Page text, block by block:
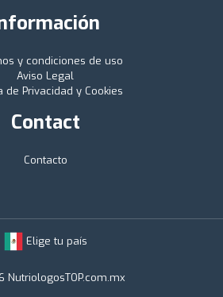
y condiciones de uso
Aviso Legal
de Privacidad y Cookies
Contact
Contacto
Elige tu país
NutriologosTOP.com.mx